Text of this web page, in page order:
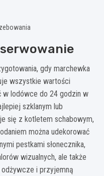
gdy marchewka
wszystkie wartości
w lodówce do 24 godzin w
szklanym lub
się z kotletem schabowym,
można udekorować
pestkami słonecznika,
wizualnych, ale także
i przyjemną